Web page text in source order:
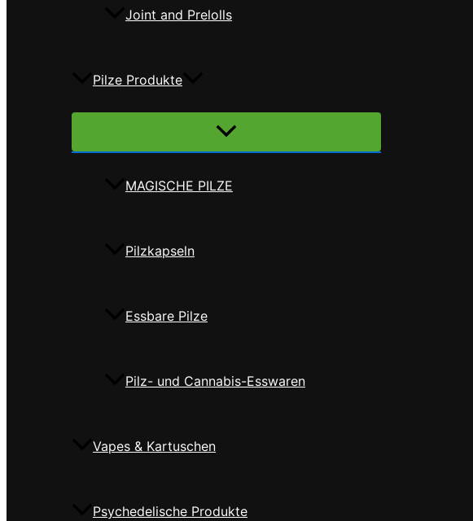
Joint and Prelolls
Pilze Produkte
Menü
MAGISCHE PILZE
Pilzkapseln
Essbare Pilze
Pilz- und Cannabis-Esswaren
Vapes & Kartuschen
Psychedelische Produkte